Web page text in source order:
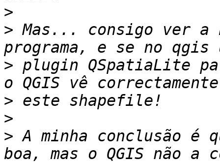
>
> Mas... consigo ver
> plugin QSpatiaLite
>
>
> A minha conclusão